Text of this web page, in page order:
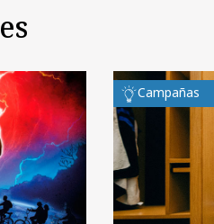
Campañas